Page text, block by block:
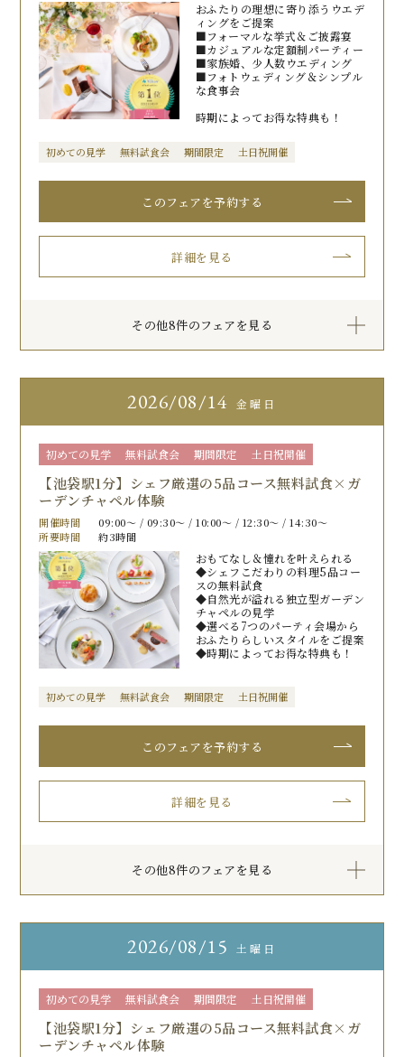
おふたりの理想に寄り添うウエデ
ィングをご提案
■フォーマルな挙式＆ご披露宴
■カジュアルな定額制パーティー
■家族婚、少人数ウエディング
■フォトウェディング＆シンプル
な食事会
時期によってお得な特典も！
初めての見学 無料試食会 期間限定 土日祝開催
このフェアを予約する
詳細を見る
その他8件のフェアを見る
2026 08/14 金曜日
初めての見学 無料試食会 期間限定 土日祝開催
【池袋駅1分】シェフ厳選の5品コース無料試食×ガ
ーデンチャペル体験
おもてなし＆憧れを叶えられる
◆シェフこだわりの料理5品コー
スの無料試食
◆自然光が溢れる独立型ガーデン
チャペルの見学
◆選べる7つのパーティ会場から
おふたりらしいスタイルをご提案
◆時期によってお得な特典も！
初めての見学 無料試食会 期間限定 土日祝開催
開催時間
09:00〜 / 09:30〜 / 10:00〜 / 12:30〜 / 14:30〜
所要時間
約3時間
このフェアを予約する
詳細を見る
その他8件のフェアを見る
2026 08/15 土曜日
初めての見学 無料試食会 期間限定 土日祝開催
【池袋駅1分】シェフ厳選の5品コース無料試食×ガ
ーデンチャペル体験